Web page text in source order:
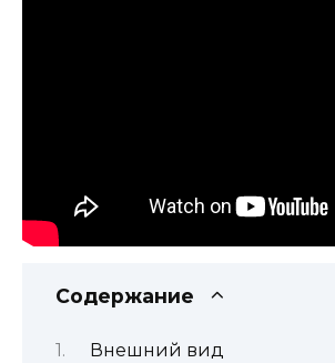
Содержание
Внешний вид